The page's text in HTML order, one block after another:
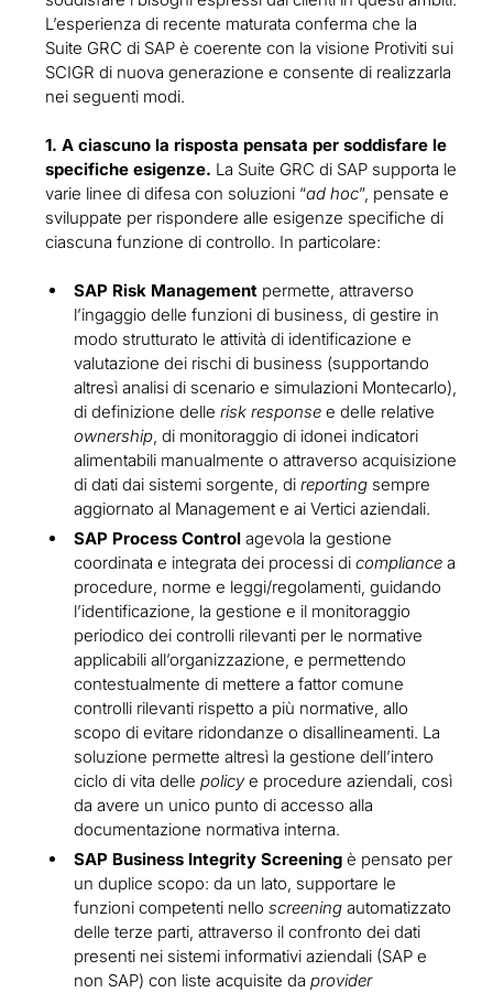
L’esperienza di recente maturata conferma che la
Suite GRC di SAP è coerente con la visione Protiviti sui
SCIGR di nuova generazione e consente di realizzarla
nei seguenti modi.
1. A ciascuno la risposta pensata per soddisfare le
specifiche esigenze. La Suite GRC di SAP supporta le
varie linee di difesa con soluzioni “ad hoc”, pensate e
sviluppate per rispondere alle esigenze specifiche di
ciascuna funzione di controllo. In particolare:
SAP Risk Management permette, attraverso
l’ingaggio delle funzioni di business, di gestire in
modo strutturato le attività di identificazione e
valutazione dei rischi di business (supportando
altresì analisi di scenario e simulazioni Montecarlo),
di definizione delle risk response e delle relative
ownership, di monitoraggio di idonei indicatori
alimentabili manualmente o attraverso acquisizione
di dati dai sistemi sorgente, di reporting sempre
aggiornato al Management e ai Vertici aziendali.
SAP Process Control agevola la gestione
coordinata e integrata dei processi di compliance a
procedure, norme e leggi/regolamenti, guidando
l’identificazione, la gestione e il monitoraggio
periodico dei controlli rilevanti per le normative
applicabili all’organizzazione, e permettendo
contestualmente di mettere a fattor comune
controlli rilevanti rispetto a più normative, allo
scopo di evitare ridondanze o disallineamenti. La
soluzione permette altresì la gestione dell’intero
ciclo di vita delle policye procedure aziendali, così
da avere un unico punto di accesso alla
documentazione normativa interna.
SAP Business Integrity Screening è pensato per
un duplice scopo: da un lato, supportare le
funzioni competenti nello screening automatizzato
delle terze parti, attraverso il confronto dei dati
presenti nei sistemi informativi aziendali (SAP e
non SAP) con liste acquisite da provider